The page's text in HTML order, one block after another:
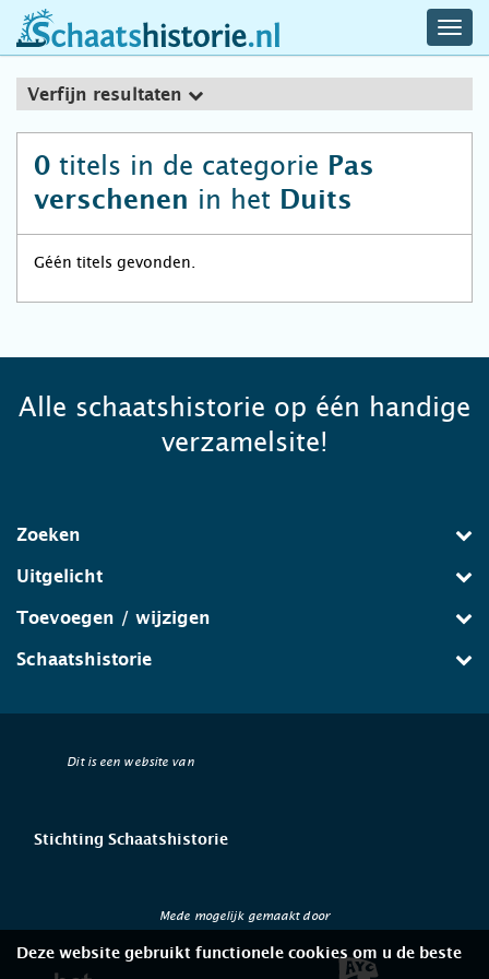
schaatshistorie.nl
Verfijn resultaten
0 titels in de categorie Pas
verschenen in het Duits
Géén titels gevonden.
Alle schaatshistorie op één handige
verzamelsite!
Zoeken
Uitgelicht
Toevoegen / wijzigen
Schaatshistorie
Dit is een website van
Stichting Schaatshistorie
Mede mogelijk gemaakt door
Deze website gebruikt functionele cookies om u de beste